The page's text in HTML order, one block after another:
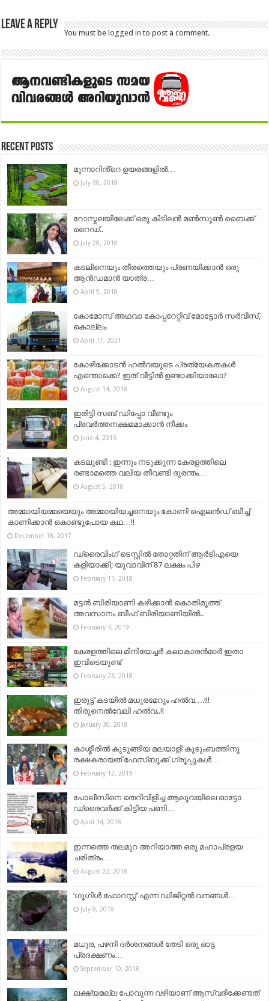
Leave a Reply
You must be logged in to post a comment.
Recent Posts
മൂന്നാറിൻ്റെ ഉയരങ്ങളില്‍…
July 30, 2018
റോസ്മലയിലേക്ക് ഒരു കിടിലൻ മൺസൂൺ ബൈക്ക്
റൈഡ്..
July 28, 2018
കടലിനെയും തീരത്തെയും പ്രണയിക്കാൻ ഒരു
ആൻഡമാന്‍ യാത്ര…
April 9, 2018
കോമോസ് അഥവാ കോപ്പറേറ്റിവ് മോട്ടോര്‍ സര്‍വീസ്,
കൊല്ലം
April 17, 2021
കോഴിക്കോടൻ ഹൽവയുടെ പ്രത്യേകതകൾ
എന്തൊക്കെ? ഇത് വീട്ടിൽ ഉണ്ടാക്കിയാലോ?
August 14, 2018
ഇരിട്ടി സബ് ഡിപ്പോ വീണ്ടും
പ്രവര്‍ത്തനക്ഷമമാക്കാന്‍ നീക്കം
June 4, 2016
കടലുണ്ടി : ഇന്നും നടുക്കുന്ന കേരളത്തിലെ
രണ്ടാമത്തെ വലിയ തീവണ്ടി ദുരന്തം…
August 5, 2018
അമ്മായിയമ്മയെയും അമ്മായിയച്ചനെയും കോണി ഐലന്‍ഡ് ബീച്ച്
കാണിക്കാൻ കൊണ്ടുപോയ കഥ…!!
December 18, 2017
ഡ്രൈവിംഗ് ടെസ്റ്റില്‍ തോറ്റതിന് ആര്‍ടിഎയെ
കളിയാക്കി; യുവാവിന് 87 ലക്ഷം പിഴ
February 11, 2018
മട്ടൻ ബിരിയാണി കഴിക്കാൻ കൊതിമൂത്ത്
അവസാനം ബീഫ് ബിരിയാണിയിൽ..
February 4, 2019
കേരളത്തിലെ മിനിയേച്ചർ കലാകാരൻമാർ ഇതാ
ഇവിടെയുണ്ട്
February 23, 2018
ഇരുട്ട് കടയില്‍ മധുരമേറും ഹല്‍വ….!!!
തിരുനെല്‍വേലി ഹല്‍വ..!!
January 30, 2018
കാശ്മീരിൽ കുടുങ്ങിയ മലയാളി കുടുംബത്തിനു
രക്ഷകരായത് ഫേസ്‌ബുക്ക് ഗ്രൂപ്പുകൾ…
February 12, 2019
പോലീസിനെ തെറിവിളിച്ച ആലുവയിലെ ഓട്ടോ
ഡ്രൈവര്‍ക്ക് കിട്ടിയ പണി…
April 14, 2018
ഇന്നത്തെ തലമുറ അറിയാത്ത ഒരു മഹാപ്രളയ
ചരിത്രം…
August 22, 2018
‘ഗൂഗിൾ ഫോറസ്റ്റ്’ എന്ന ഡിജിറ്റൽ വനങ്ങൾ…
July 8, 2018
മധുര, പഴനി ദർശനങ്ങൾ തേടി ഒരു ഓട്ട
പ്രദക്ഷണം…
September 10, 2018
ലക്ഷ്യമല്ല പോവുന്ന വഴിയാണ് ആസ്വദിക്കേണ്ടത്